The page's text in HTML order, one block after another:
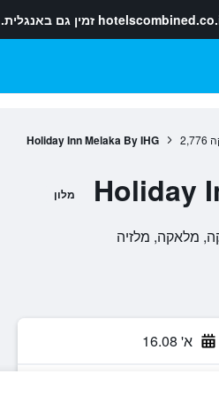
זמין גם באנגלית.
2,776
Holiday Inn Melaka By IHG
Holiday מלון
א' 16.08